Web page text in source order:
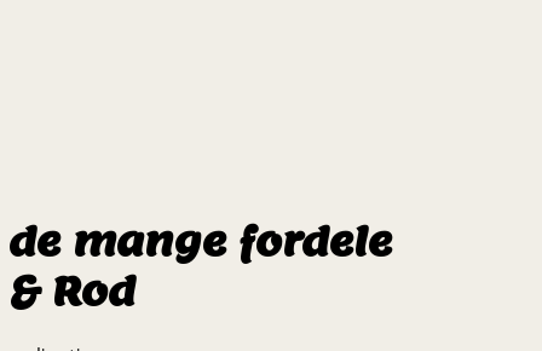
mange fordele
Rod